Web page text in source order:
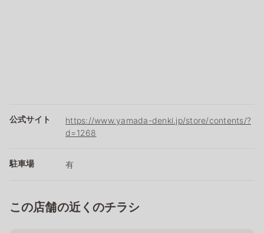
公式サイト
https://www.yamada-denki.jp/store/contents/?
d=1268
駐車場 有
この店舗の近くのチラシ